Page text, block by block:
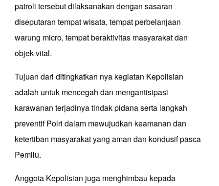
patroli tersebut dilaksanakan dengan sasaran
diseputaran tempat wisata, tempat perbelanjaan
warung micro, tempat beraktivitas masyarakat dan
objek vital.
Tujuan dari ditingkatkan nya kegiatan Kepolisian
adalah untuk mencegah dan mengantisipasi
karawanan terjadinya tindak pidana serta langkah
preventif Polri dalam mewujudkan keamanan dan
ketertiban masyarakat yang aman dan kondusif pasca
Pemilu.
Anggota Kepolisian juga menghimbau kepada